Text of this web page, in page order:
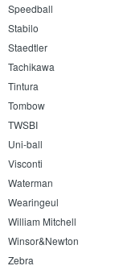
Speedball
Stabilo
Staedtler
Tachikawa
Tintura
Tombow
TWSBI
Uni-ball
Visconti
Waterman
Wearingeul
William Mitchell
Winsor&Newton
Zebra